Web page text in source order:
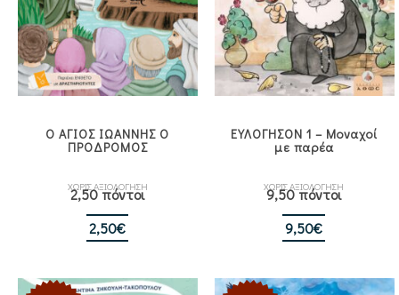
Ο ΑΓΙΟΣ ΙΩΑΝΝΗΣ Ο
ΠΡΟΔΡΟΜΟΣ
ΧΩΡΙΣ ΑΞΙΟΛΟΓΗΣΗ
2,50 πόντοι
2,50€
ΕΥΛΟΓΗΣΟΝ 1 – Μοναχοί
με παρέα
ΧΩΡΙΣ ΑΞΙΟΛΟΓΗΣΗ
9,50 πόντοι
9,50€